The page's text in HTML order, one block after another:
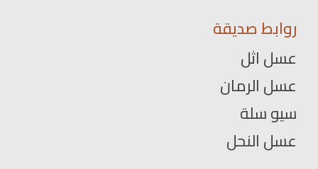
روابط صديقة
عسل اثل
عسل الرمان
سيو سلة
عسل النحل